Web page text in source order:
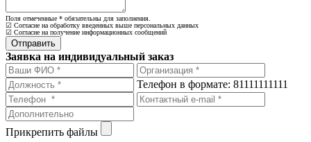
Поля отмеченные * обязательны для заполнения.
☑ Согласие на обработку введенных выше персональных данных
☑ Согласие на получение информационных сообщений
Заявка на индивидуальный заказ
Телефон в формате: 81111111111
Прикрепить файлы